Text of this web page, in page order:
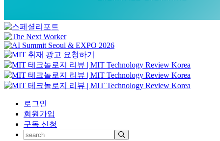
로그인
회원가입
구독 신청